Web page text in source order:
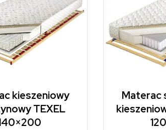
kieszeniowy
TEXEL
Materac